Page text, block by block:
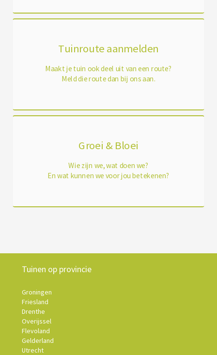
Tuinroute aanmelden
Maakt je tuin ook deel uit van een route?
Meld die route dan bij ons aan.
Groei & Bloei
Wie zijn we, wat doen we?
En wat kunnen we voor jou betekenen?
Tuinen op provincie
Groningen
Friesland
Drenthe
Overijssel
Flevoland
Gelderland
Utrecht